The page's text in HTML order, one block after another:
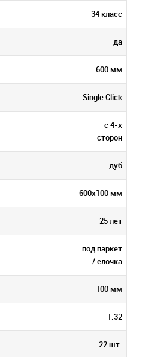
34 класс
да
600 мм
Single Click
с 4-х
сторон
дуб
600х100 мм
25 лет
под паркет
/ елочка
100 мм
1.32
22 шт.